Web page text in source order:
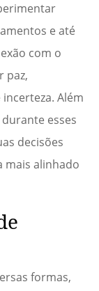
e até
com o
paz,
Além
esses
decisões
mais alinhado
formas,